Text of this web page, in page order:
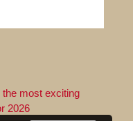
most exciting
2026